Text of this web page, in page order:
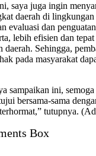
saya juga ingin
daerah di
evaluasi dan
lebih efisien dan tepat
daerah. Sehingga,
pada masyarakat
sampaikan ini,
bersama-sama
tutupnya.
Box